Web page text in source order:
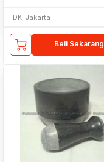
DKI Jakarta
Beli Sekarang